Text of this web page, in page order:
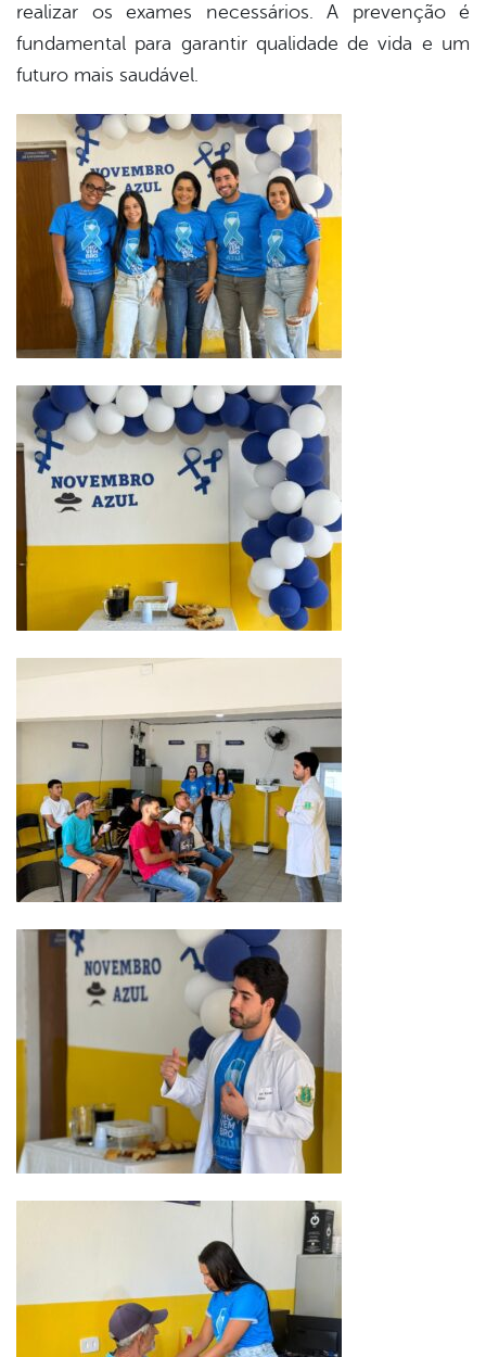
realizar os exames necessários. A prevenção é
fundamental para garantir qualidade de vida e um
futuro mais saudável.